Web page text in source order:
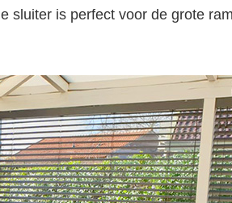
sluiter is perfect voor de grote